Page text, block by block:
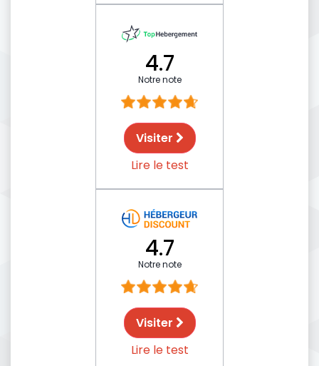
4.7
Notre note
Visiter
Lire le test
4.7
Notre note
Visiter
Lire le test